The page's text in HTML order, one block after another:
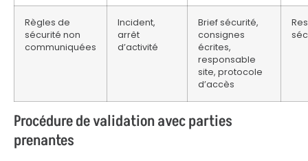
Règles de
sécurité non
communiquées
Incident,
arrêt
d’activité
Brief sécurité,
consignes
écrites,
responsable
site, protocole
d’accès
Procédure de validation avec parties
prenantes